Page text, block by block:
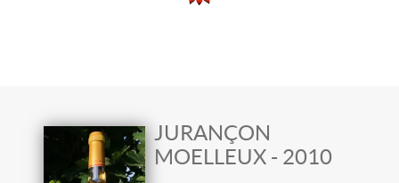
JURANÇON
MOELLEUX - 2010